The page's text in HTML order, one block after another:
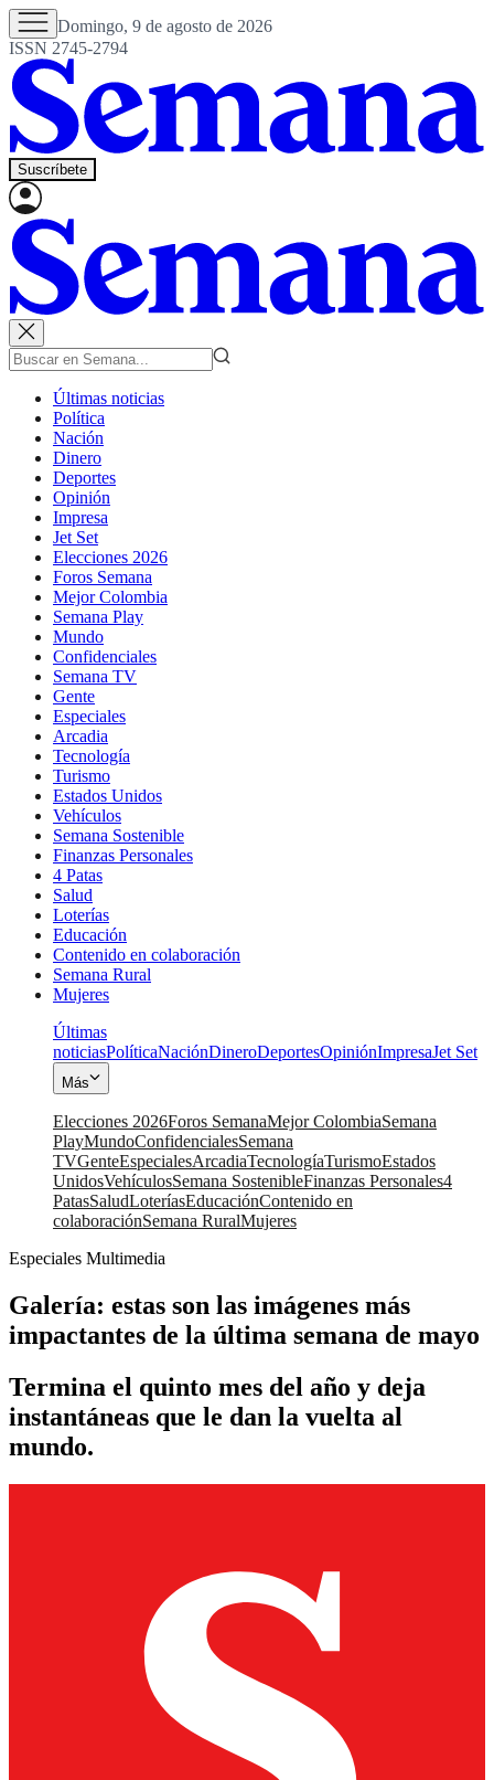
Domingo, 9 de agosto de 2026
ISSN 2745-2794
Suscríbete
Últimas noticias
Política
Nación
Dinero
Deportes
Opinión
Impresa
Jet Set
Elecciones 2026
Foros Semana
Mejor Colombia
Semana Play
Mundo
Confidenciales
Semana TV
Gente
Especiales
Arcadia
Tecnología
Turismo
Estados Unidos
Vehículos
Semana Sostenible
Finanzas Personales
4 Patas
Salud
Loterías
Educación
Contenido en colaboración
Semana Rural
Mujeres
Últimas
noticiasPolíticaNaciónDineroDeportesOpiniónImpresaJet Set
Más
Elecciones 2026Foros SemanaMejor ColombiaSemana
PlayMundoConfidencialesSemana
TVGenteEspecialesArcadiaTecnologíaTurismoEstados
UnidosVehículosSemana SostenibleFinanzas Personales4
PatasSaludLoteríasEducaciónContenido en
colaboraciónSemana RuralMujeres
Especiales Multimedia
Galería: estas son las imágenes más
impactantes de la última semana de mayo
Termina el quinto mes del año y deja
instantáneas que le dan la vuelta al
mundo.